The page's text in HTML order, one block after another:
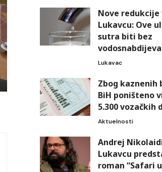
Nove redukcije
Lukavcu: Ove
sutra biti bez
Lukavac
Zbog kaznenih
BiH poništeno
5.300 vozačkih
Aktuelnosti
Andrej
Lukavcu
roman “Safari